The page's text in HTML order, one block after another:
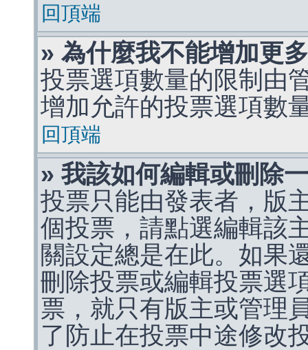
回頂端
» 為什麼我不能增加更
投票選項數量的限制由
增加允許的投票選項數
回頂端
» 我該如何編輯或刪除
投票只能由發表者，版
個投票，請點選編輯該
關設定總是在此。如果
刪除投票或編輯投票選
票，就只有版主或管理
了防止在投票中途修改